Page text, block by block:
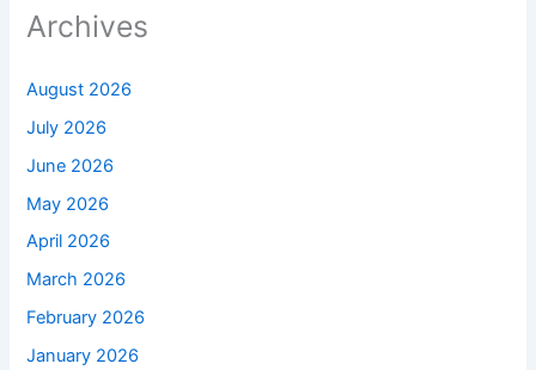
Archives
August 2026
July 2026
June 2026
May 2026
April 2026
March 2026
February 2026
January 2026